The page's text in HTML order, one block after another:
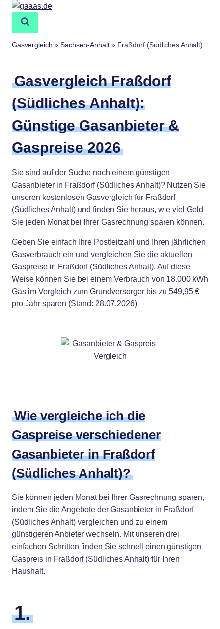
Zum
springen
Gasvergleich » Sachsen-Anhalt » Fraßdorf (Südliches Anhalt)
Gasvergleich Fraßdorf
(Südliches Anhalt):
Günstige Gasanbieter &
Gaspreise 2026
Sie sind auf der Suche nach einem günstigen
Gasanbieter in Fraßdorf (Südliches Anhalt)? Nutzen Sie
unseren kostenlosen Gasvergleich für Fraßdorf
(Südliches Anhalt) und finden Sie heraus, wie viel Geld
Sie jeden Monat bei Ihrer Gasrechnung sparen können.
Geben Sie einfach Ihre Postleitzahl und Ihren jährlichen
Gasverbrauch ein und vergleichen Sie die aktuellen
Gaspreise in Fraßdorf (Südliches Anhalt). Auf diese
Weise können Sie bei einem Verbrauch von 18.000 kWh
Gas im Vergleich zum Grundversorger bis zu 549,95 €
pro Jahr sparen (Stand: 28.07.2026).
Wie vergleiche ich die
Gaspreise verschiedener
Gasanbieter in Fraßdorf
(Südliches Anhalt)?
Sie können jeden Monat bei Ihrer Gasrechnung sparen,
indem Sie die Angebote der Gasanbieter in Fraßdorf
(Südliches Anhalt) vergleichen und zu einem
günstigeren Anbieter wechseln. Mit unseren drei
einfachen Schritten finden Sie schnell einen günstigen
Gaspreis in Fraßdorf (Südliches Anhalt) für Ihren
Haushalt.
1.